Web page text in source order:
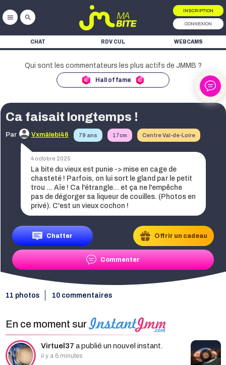
menu search
INSCRIPTION
CONNEXION
CHAT RDV CUL WEBCAMS
Hall of fame
Ca faisait longtemps !
Par Vxmâlebi46 79 ans 17cm Centre Val-de-Loire
4 octobre 2025
La bite du vieux est punie -> mise en cage de
chasteté ! Parfois, on lui sort le gland par le petit
trou ... Aïe ! Ca l'étrangle... et ça ne l'empêche
pas de dégorger sa liqueur de couilles. (Photos en
privé). C'est un vieux cochon !
Chatter Offrir un cadeau
Commenter
11 photos 10 commentaires
En ce moment sur
Virtuel37 a publié un nouvel instant.
il y a 6 minutes